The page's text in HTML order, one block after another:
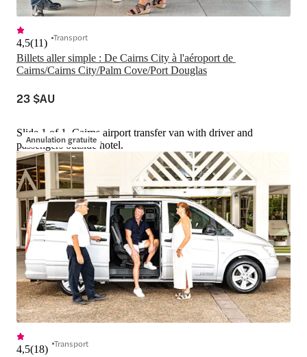
Billets aller simple : De Cairns City à l'aéroport de
Cairns/Cairns City/Palm Cove/Port Douglas
4,5(11) Transport
23 $AU
Annulation gratuite
Slide 1 of 1, Cairns airport transfer van with driver and
passengers outside hotel.
4,5(18) Transport